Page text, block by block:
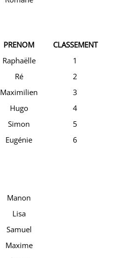
PRENOM
CLASSEMENT
Raphaëlle
1
Ré
2
Maximilien
3
Hugo
4
Simon
5
Eugénie
6
Manon
Lisa
Samuel
Maxime